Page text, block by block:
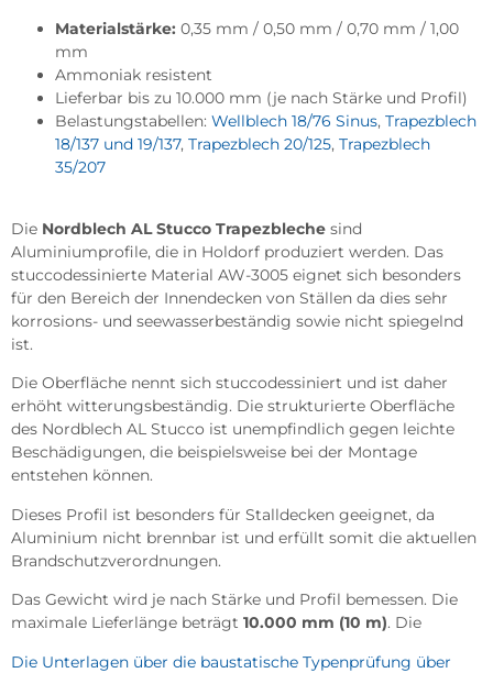
Materialstärke: 0,35 mm / 0,50 mm / 0,70 mm / 1,00
mm
Ammoniak resistent
Lieferbar bis zu 10.000 mm (je nach Stärke und Profil)
Belastungstabellen: Wellblech 18/76 Sinus, Trapezblech
18/137 und 19/137, Trapezblech 20/125, Trapezblech
35/207
Die Nordblech AL Stucco Trapezbleche sind
Aluminiumprofile, die in Holdorf produziert werden. Das
stuccodessinierte Material AW-3005 eignet sich besonders
für den Bereich der Innendecken von Ställen da dies sehr
korrosions- und seewasserbeständig sowie nicht spiegelnd
ist.
Die Oberfläche nennt sich stuccodessiniert und ist daher
erhöht witterungsbeständig. Die strukturierte Oberfläche
des Nordblech AL Stucco ist unempfindlich gegen leichte
Beschädigungen, die beispielsweise bei der Montage
entstehen können.
Dieses Profil ist besonders für Stalldecken geeignet, da
Aluminium nicht brennbar ist und erfüllt somit die aktuellen
Brandschutzverordnungen.
Das Gewicht wird je nach Stärke und Profil bemessen. Die
maximale Lieferlänge beträgt 10.000 mm (10 m). Die
Die Unterlagen über die baustatische Typenprüfung über